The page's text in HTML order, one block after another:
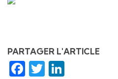
PARTAGER L'ARTICLE
Facebook
Twitter